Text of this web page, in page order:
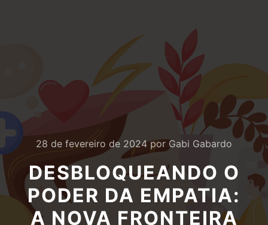
28 de fevereiro de 2024por Gabi Gabardo
DESBLOQUEANDO O
PODER DA EMPATIA:
A NOVA FRONTEIRA